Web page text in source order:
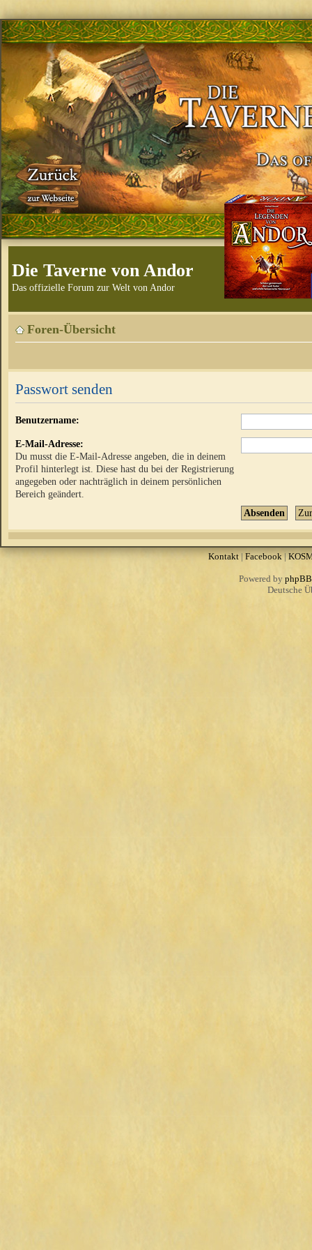
Die Taverne von Andor
Das offizielle Forum zur Welt von Andor
Foren-Übersicht
Passwort senden
Benutzername:
E-Mail-Adresse:
Du musst die E-Mail-Adresse angeben, die in deinem
Profil hinterlegt ist. Diese hast du bei der Registrierung
angegeben oder nachträglich in deinem persönlichen
Bereich geändert.
Kontakt| Facebook |
Powered by phpBB
Deutsche